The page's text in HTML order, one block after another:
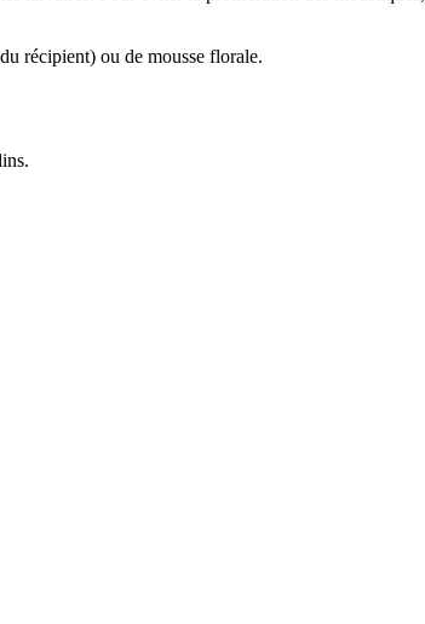
récipient) ou de mousse florale.